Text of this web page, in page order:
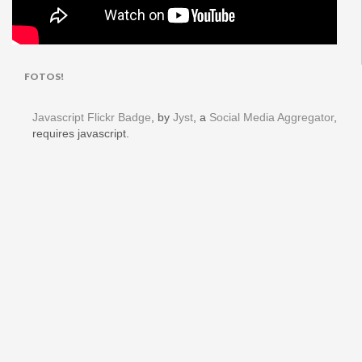
FOTOS!
Javascript Flickr Badge , by Jyst , a Social Media Aggregator,
requires javascript.